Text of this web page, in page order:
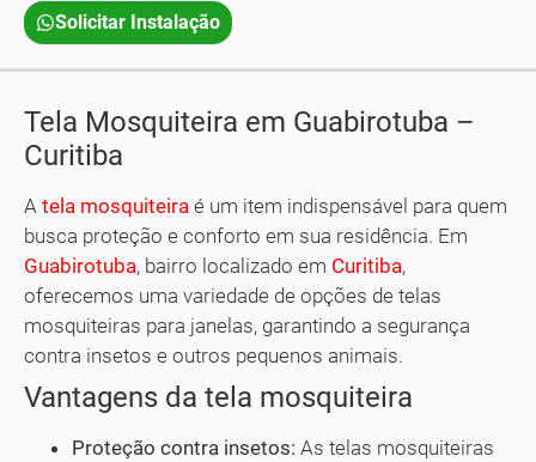
Solicitar Instalação
Tela Mosquiteira em Guabirotuba –
Curitiba
A tela mosquiteira é um item indispensável para quem
busca proteção e conforto em sua residência. Em
Guabirotuba, bairro localizado em Curitiba,
oferecemos uma variedade de opções de telas
mosquiteiras para janelas, garantindo a segurança
contra insetos e outros pequenos animais.
Vantagens da tela mosquiteira
Proteção contra insetos: As telas mosquiteiras